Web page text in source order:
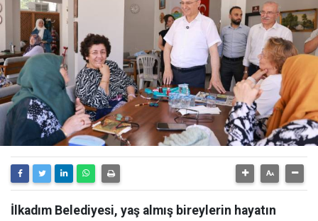
İlkadım Belediyesi, yaş almış bireylerin hayatın